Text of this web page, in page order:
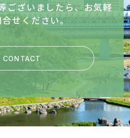
ございましたら、お気軽
せください。
CONTACT